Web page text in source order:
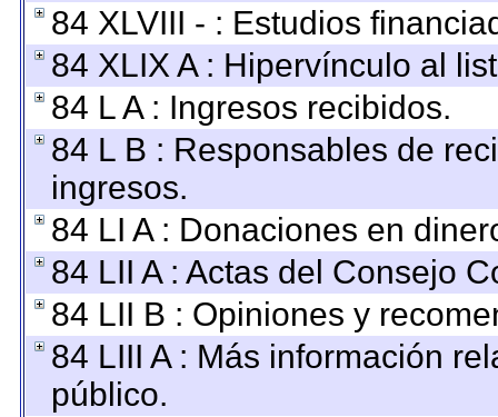
84 XLVIII - : Estudios
84 XLIX A : Hipervínculo al
84 L A : Ingresos recibidos.
84 L B : Responsables de
ingresos.
84 LI A : Donaciones en
84 LII A : Actas del Consejo
84 LII B : Opiniones y
84 LIII A : Más información
público.